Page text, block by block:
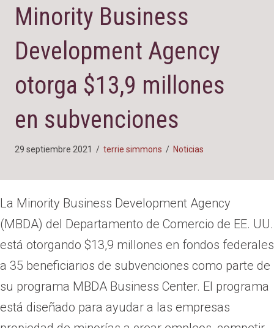
Minority Business
Development Agency
otorga $13,9 millones
en subvenciones
29 septiembre 2021 / terrie simmons / Noticias
La Minority Business Development Agency
(MBDA) del Departamento de Comercio de EE. UU.
está otorgando $13,9 millones en fondos federales
a 35 beneficiarios de subvenciones como parte de
su programa MBDA Business Center. El programa
está diseñado para ayudar a las empresas